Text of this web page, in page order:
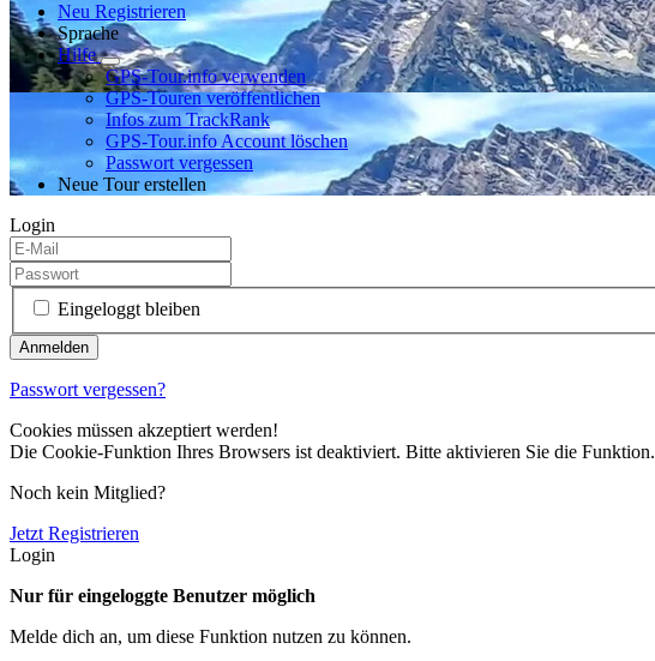
Neu Registrieren
Sprache
Hilfe
GPS-Tour.info verwenden
GPS-Touren veröffentlichen
Infos zum TrackRank
GPS-Tour.info Account löschen
Passwort vergessen
Neue Tour erstellen
Login
Eingeloggt bleiben
Passwort vergessen?
Cookies müssen akzeptiert werden!
Die Cookie-Funktion Ihres Browsers ist deaktiviert. Bitte aktivieren Sie die Funktion.
Noch kein Mitglied?
Jetzt Registrieren
Login
Nur für eingeloggte Benutzer möglich
Melde dich an, um diese Funktion nutzen zu können.